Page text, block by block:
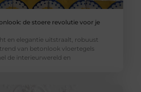
de stoere revolutie voor je
en elegantie uitstraalt, robuust
van betonlook vloertegels
de interieurwereld en